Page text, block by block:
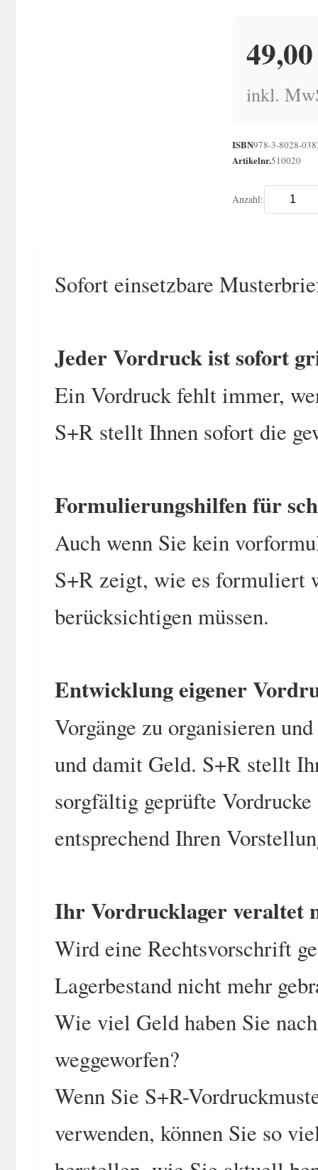
inkl.
ISBN978-3-8028-
Artikelnr.510020
Anzahl:
Sofort einsetzbare
Jeder Vordruck ist sofort
Ein Vordruck fehlt immer,
S+R stellt Ihnen sofort die
Formulierungshilfen für
Auch wenn Sie kein
S+R zeigt, wie es formuliert
berücksichtigen müssen.
Entwicklung eigener
Vorgänge zu organisieren
und damit Geld. S+R stellt
sorgfältig geprüfte
entsprechend Ihren
Ihr Vordrucklager veraltet
Wird eine Rechtsvorschrift
Lagerbestand nicht mehr
Wie viel Geld haben Sie
weggeworfen?
Wenn Sie S+R-
verwenden, können Sie so